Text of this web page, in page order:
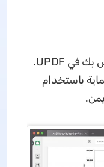
الخاص بك في UPDF.
باستخدام